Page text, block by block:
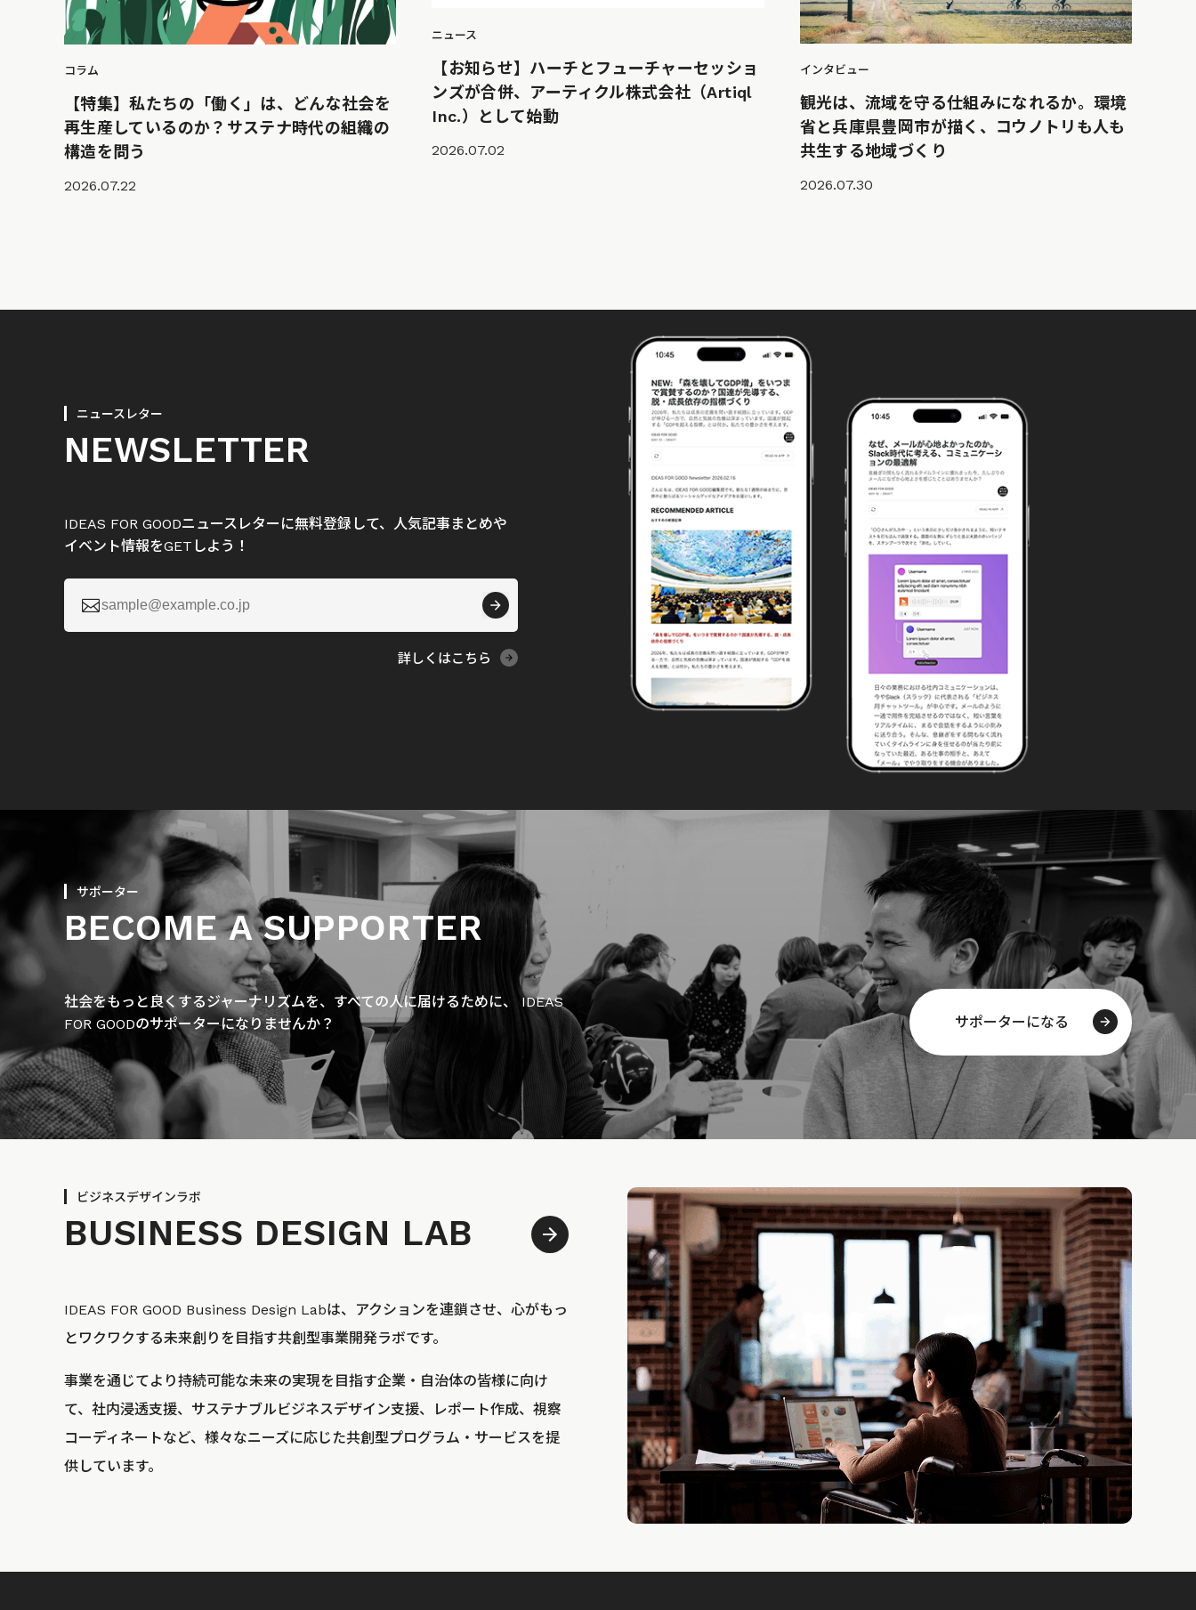
コラム
【特集】私たちの「働く」は、どんな社会を
再生産しているのか？サステナ時代の組織の
構造を問う
2026.07.22
ニュース
【お知らせ】ハーチとフューチャーセッショ
ンズが合併、アーティクル株式会社（Artiql
Inc.）として始動
2026.07.02
インタビュー
観光は、流域を守る仕組みになれるか。環境
省と兵庫県豊岡市が描く、コウノトリも人も
共生する地域づくり
2026.07.30
ニュースレター
NEWSLETTER
IDEAS FOR GOODニュースレターに無料登録して、人気記事まとめや
イベント情報をGETしよう！

詳しくはこちら
サポーター
BECOME A SUPPORTER
社会をもっと良くするジャーナリズムを、すべての人に届けるために、 IDEAS
FOR GOODのサポーターになりませんか？
サポーターになる
ビジネスデザインラボ
BUSINESS DESIGN LAB
IDEAS FOR GOOD Business Design Labは、アクションを連鎖させ、心がもっ
とワクワクする未来創りを目指す共創型事業開発ラボです。
事業を通じてより持続可能な未来の実現を目指す企業・自治体の皆様に向け
て、社内浸透支援、サステナブルビジネスデザイン支援、レポート作成、視察
コーディネートなど、様々なニーズに応じた共創型プログラム・サービスを提
供しています。